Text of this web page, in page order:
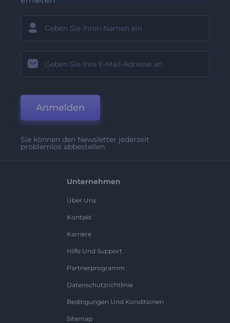
Anmelden
Sie können den Newsletter jederzeit
problemlos abbestellen.
Unternehmen
Über Uns
Kontakt
Karriere
Hilfe Und Support
Partnerprogramm
Datenschutzrichtlinie
Bedingungen Und Konditionen
Sitemap